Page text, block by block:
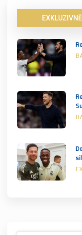
EXKLUZIVNĚ